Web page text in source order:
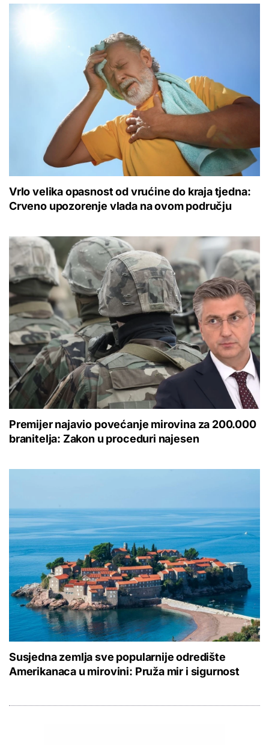
Vrlo velika opasnost od vrućine do kraja tjedna:
Crveno upozorenje vlada na ovom području
Premijer najavio povećanje mirovina za 200.000
branitelja: Zakon u proceduri najesen
Susjedna zemlja sve popularnije odredište
Amerikanaca u mirovini: Pruža mir i sigurnost